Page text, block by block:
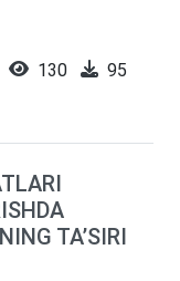
mashinani
zaruriyati
ro‘yxati
Microsoft,
kabi taniqli
nutqni
130 95
TA’SIRI